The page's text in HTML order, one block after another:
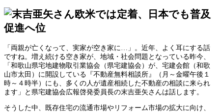
欧米では定着、日本でも普及
促進へ位
「両親が亡くなって、実家が空き家に…」。近年、よく耳にする話
ですね。増え続ける空き家が、地域・社会問題となっている昨今、
「和歌山県宅地建物取引業協会（県宅建協会）が、宅建会館（和歌
山市太田）に開設している『不動産無料相談所』（月～金曜午後１
時～４時半）にも、多くの人が遺産相続した不動産の相談に来られ
ます」と県宅建協会広報啓発委員長の末吉亜矢さんは話します。
そうした中、既存住宅の流通市場やリフォーム市場の拡大に向け、